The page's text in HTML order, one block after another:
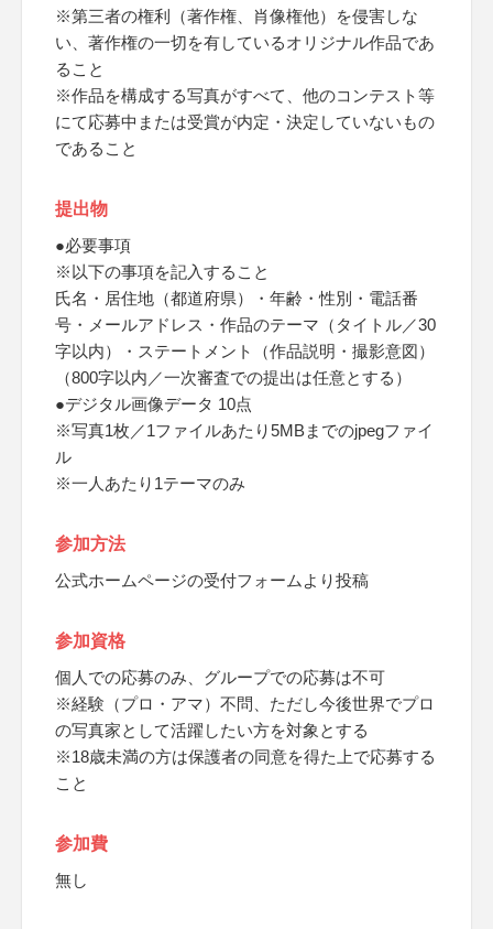
※第三者の権利（著作権、肖像権他）を侵害しな
い、著作権の一切を有しているオリジナル作品であ
ること
※作品を構成する写真がすべて、他のコンテスト等
にて応募中または受賞が内定・決定していないもの
であること
提出物
●必要事項
※以下の事項を記入すること
氏名・居住地（都道府県）・年齢・性別・電話番
号・メールアドレス・作品のテーマ（タイトル／30
字以内）・ステートメント（作品説明・撮影意図）
（800字以内／一次審査での提出は任意とする）
●デジタル画像データ 10点
※写真1枚／1ファイルあたり5MBまでのjpegファイ
ル
※一人あたり1テーマのみ
参加方法
公式ホームページの受付フォームより投稿
参加資格
個人での応募のみ、グループでの応募は不可
※経験（プロ・アマ）不問、ただし今後世界でプロ
の写真家として活躍したい方を対象とする
※18歳未満の方は保護者の同意を得た上で応募する
こと
参加費
無し